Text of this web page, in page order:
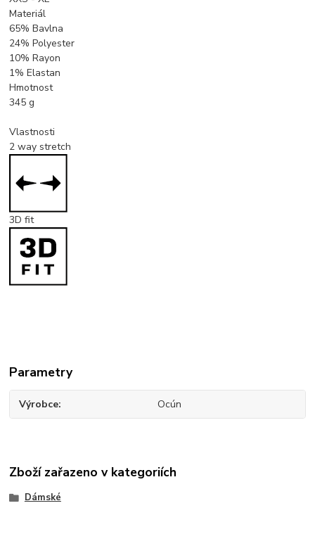
Materiál
65% Bavlna
24% Polyester
10% Rayon
1% Elastan
Hmotnost
345g
Vlastnosti
2 way stretch
3D fit
Parametry
Výrobce Ocún
Zboží zařazeno v kategoriích
Dámské